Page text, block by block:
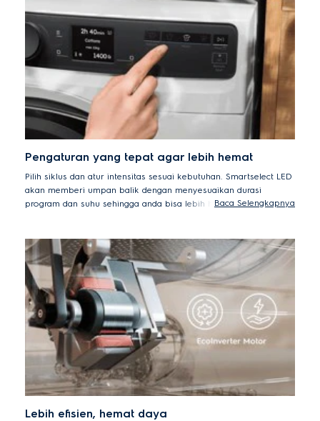
Pengaturan yang tepat agar lebih hemat
Pilih siklus dan atur intensitas sesuai kebutuhan. Smartselect LED
akan memberi umpan balik dengan menyesuaikan durasi
program dan suhu sehingga anda bisa lebih hemat daya, waktu,
Baca Selengkapnya
Lebih efisien, hemat daya